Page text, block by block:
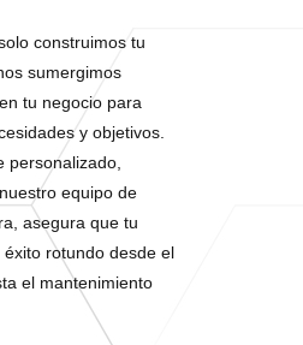
construimos tu
sumergimos
tu negocio para
y objetivos.
personalizado,
equipo de
asegura que tu
rotundo desde el
el mantenimiento